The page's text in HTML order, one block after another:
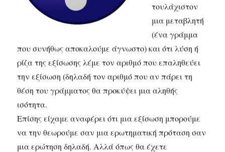
τουλάχιστον
μια μεταβλητή
(ένα γράμμα
που συνήθως αποκαλούμε άγνωστο) και ότι λύση ή
ρίζα της εξίσωσης λέμε τον αριθμό που επαληθεύει
την εξίσωση (δηλαδή τον αριθμό που αν πάρει τη
θέση του γράμματος θα προκύψει μια αληθής
ισότητα.
Επίσης είχαμε αναφέρει ότι μια εξίσωση μπορούμε
να την θεωρούμε σαν μια ερωτηματική πρόταση σαν
μια ερώτηση δηλαδή. Αλλά όπως θα έχετε